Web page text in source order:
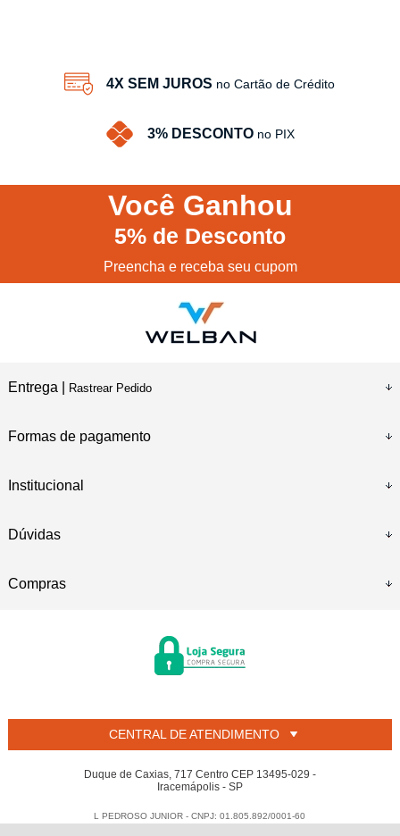
4X SEM JUROS no Cartão de Crédito
3% DESCONTO no PIX
Você Ganhou
5% de Desconto
Preencha e receba seu cupom
Entrega | Rastrear Pedido
Formas de pagamento
Institucional
Dúvidas
Compras
CENTRAL DE ATENDIMENTO
Duque de Caxias, 717 Centro CEP 13495-029 -
Iracemápolis - SP
L PEDROSO JUNIOR - CNPJ: 01.805.892/0001-60